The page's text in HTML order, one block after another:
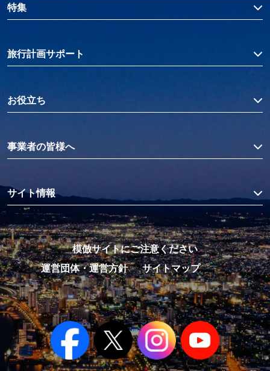
特集
旅行計画サポート
お役立ち
事業者の皆様へ
サイト情報
模倣サイトにご注意ください
運営団体・運営方針
サイトマップ